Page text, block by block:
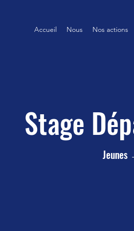
Accueil Nous Nos actions
Stage